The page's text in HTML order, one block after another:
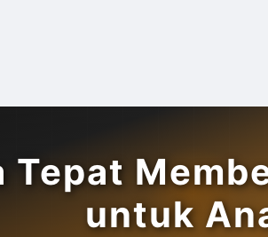
Tepat
untuk